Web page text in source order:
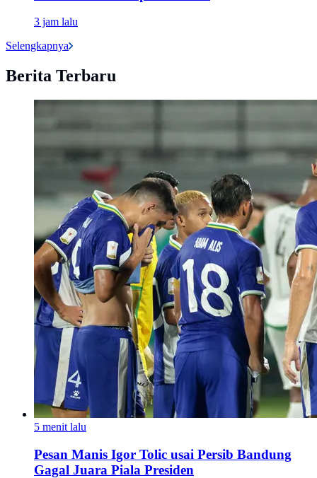
3 jam lalu
Selengkapnya
Berita Terbaru
5 menit lalu
Pesan Manis Igor Tolic usai Persib Bandung
Gagal Juara Piala Presiden